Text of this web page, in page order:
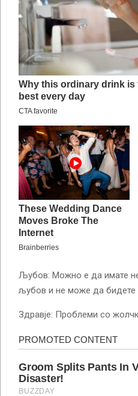
Љубов: Можно е да имате
љубов и не може да бидете
Здравје: Проблеми со